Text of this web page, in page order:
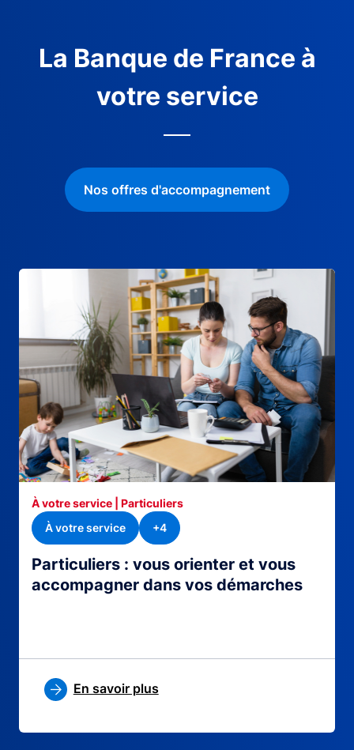
La Banque de France à
votre service
Nos offres d'accompagnement
Particuliers : vous orienter et vous
accompagner dans vos démarches
À votre service | Particuliers
À votre service
+4
En savoir plus